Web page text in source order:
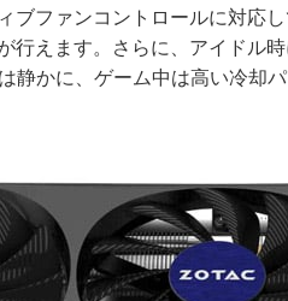
ブファンコントロールに対応
行えます。さらに、アイドル
静かに、ゲーム中は高い冷却